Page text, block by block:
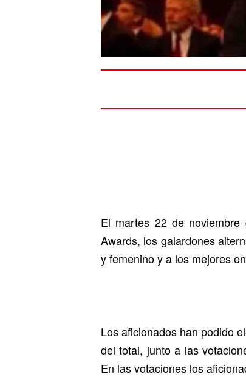
El martes 22 de
Awards, los galardones
y femenino y a los mejores
Los aficionados han podido
del total, junto a las
En las votaciones los